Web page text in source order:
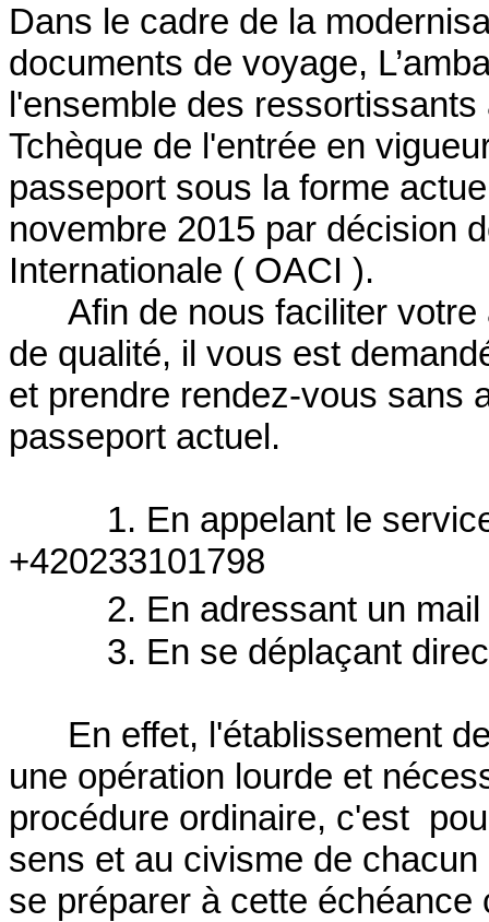
Dans le cadre de la
documents de voyage,
l'ensemble des
Tchèque de l'entrée en
passeport sous la forme
novembre 2015 par décision
Internationale ( OACI ).
Afin de nous faciliter
de qualité, il vous est
et prendre rendez-vous sans
passeport actuel.
1. En appelant le
+420233101798
2. En adressant un mail
3. En se déplaçant
En effet, l'établissement
une opération lourde et
procédure ordinaire, c'est
sens et au civisme de
se préparer à cette échéance